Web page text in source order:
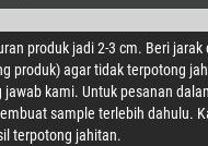
produk jadi 2-3 cm. Beri
produk) agar tidak terpotong
jawab kami. Untuk pesanan
sample terlebih dahulu.
terpotong jahitan.